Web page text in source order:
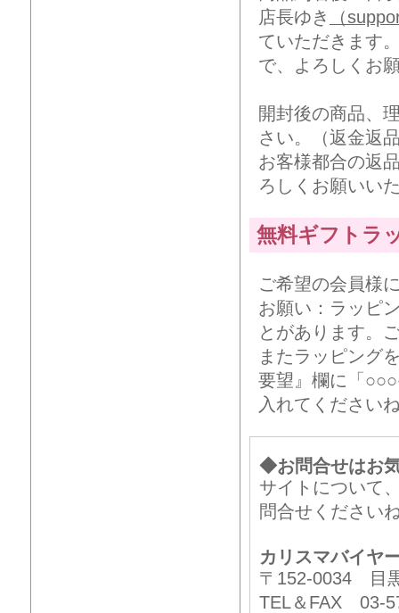
店長ゆき
（
ていただきます
で、よろしくお
開封後の商品、
さい。（返金返
お客様都合の返
ろしくお願いい
無料ギフトラ
ご希望の会員様
お願い：ラッピ
とがあります。
またラッピング
要望』欄に「
入れてください
◆お問合せはお
サイトについて
問合せください
カリスマバイヤ
〒152-0034 目
TEL＆FAX 03-